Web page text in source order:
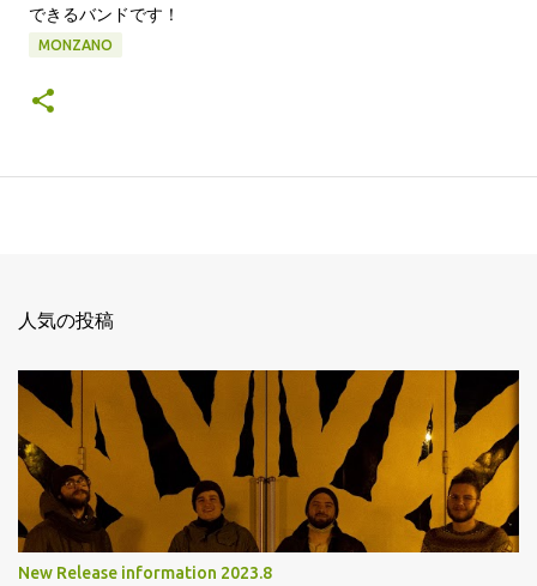
できるバンドです！
MONZANO
人気の投稿
New Release information 2023.8